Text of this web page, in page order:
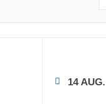
14 AUG.